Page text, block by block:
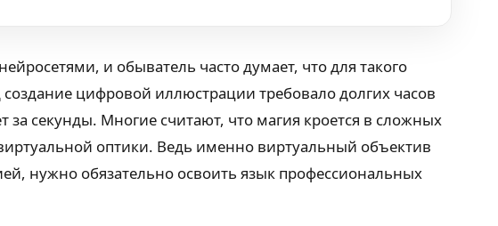
и обыватель часто думает, что для такого
цифровой иллюстрации требовало долгих часов
за секунды. Многие считают, что магия кроется в сложных
оптики. Ведь именно виртуальный объектив
нужно обязательно освоить язык профессиональных